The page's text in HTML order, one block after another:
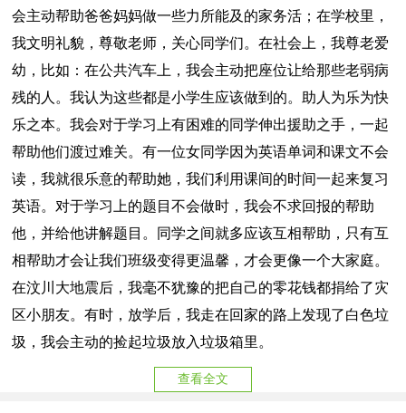
会主动帮助爸爸妈妈做一些力所能及的家务活；在学校里，
我文明礼貌，尊敬老师，关心同学们。在社会上，我尊老爱
幼，比如：在公共汽车上，我会主动把座位让给那些老弱病
残的人。我认为这些都是小学生应该做到的。助人为乐为快
乐之本。我会对于学习上有困难的同学伸出援助之手，一起
帮助他们渡过难关。有一位女同学因为英语单词和课文不会
读，我就很乐意的帮助她，我们利用课间的时间一起来复习
英语。对于学习上的题目不会做时，我会不求回报的帮助
他，并给他讲解题目。同学之间就多应该互相帮助，只有互
相帮助才会让我们班级变得更温馨，才会更像一个大家庭。
在汶川大地震后，我毫不犹豫的把自己的零花钱都捐给了灾
区小朋友。有时，放学后，我走在回家的路上发现了白色垃
圾，我会主动的捡起垃圾放入垃圾箱里。
查看全文